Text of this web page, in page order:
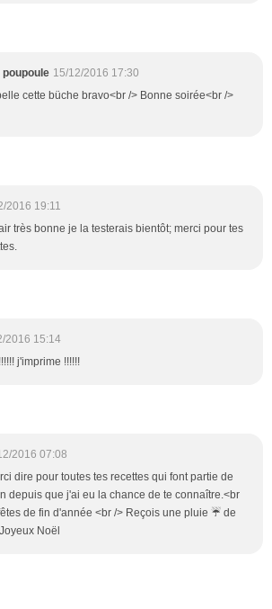
15/12/2016 17:30
cette büche bravo<br /> Bonne soirée<br />
2016 19:11
très bonne je la testerais bientôt; merci pour tes
2016 15:14
j'imprime !!!!!!
2016 07:08
dire pour toutes tes recettes qui font partie de
depuis que j'ai eu la chance de te connaître.<br
de fin d'année <br /> Reçois une pluie ☔ de
Noël